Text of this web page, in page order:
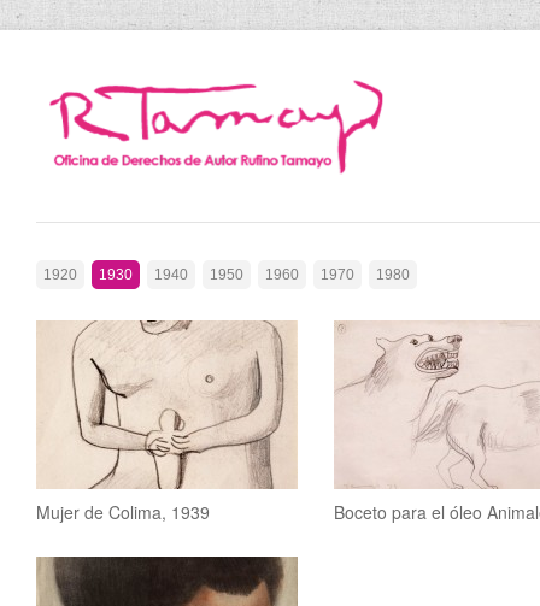
1920 1930 1940 1950 1960 1970 1980
Mujer de Colima, 1939 Boceto para el óleo